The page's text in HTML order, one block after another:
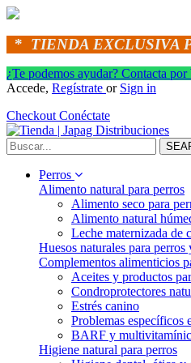
* TIENDA EXCLUSIVA
¿Te podemos ayudar? Contacta por
Accede, Regístrate or Sign in
Checkout Conéctate
Perros
Alimento natural para perros
Alimento seco para
Alimento natural
Leche maternizada de
Huesos naturales para perros
Complementos alimenticios
Aceites y productos
Condroprotectores
Estrés canino
Problemas específicos
BARF y
Higiene natural para perros